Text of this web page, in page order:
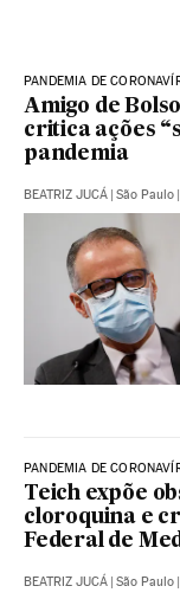
PANDEMIA DE
Amigo de
critica ações
pandemia
BEATRIZ JUCÁ | São Paulo |
PANDEMIA DE
Teich expõe
cloroquina e
Federal de
BEATRIZ JUCÁ | São Paulo |